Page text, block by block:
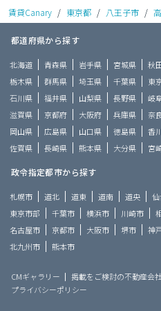
賃貸Canary / 東京都 / 八王子市 /
都道府県から探す
北海道 青森県 岩手県 宮城県 秋
栃木県
群馬県 埼玉県 千葉県 東
石川県
福井県 山梨県 長野県 岐
滋賀県
京都府 大阪府 兵庫県 奈
岡山県
広島県 山口県 徳島県 香
佐賀県
長崎県 熊本県 大分県 宮
政令指定都市から探す
札幌市 道北 道東 道南 道央
東京市部
千葉市 横浜市 川崎市
名古屋市
京都市 大阪市 堺市 神
北九州市
熊本市
CMギャラリー 掲載をご検討の不動産会
プライバシーポリシー